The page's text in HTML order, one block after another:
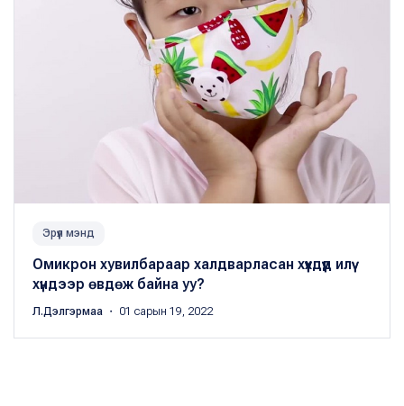
Эрүүл мэнд
Омикрон хувилбараар халдварласан хүүхдүүд илүү
хүндээр өвдөж байна уу?
Л.Дэлгэрмаа ・ 01 сарын 19, 2022